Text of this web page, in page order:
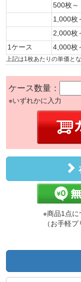
500枚～
1,000枚
2,000枚
1ケース
4,000枚
上記は1枚あたりの単価とな
ケース数量：
※いずれかに入力
※商品1点に
（お手軽